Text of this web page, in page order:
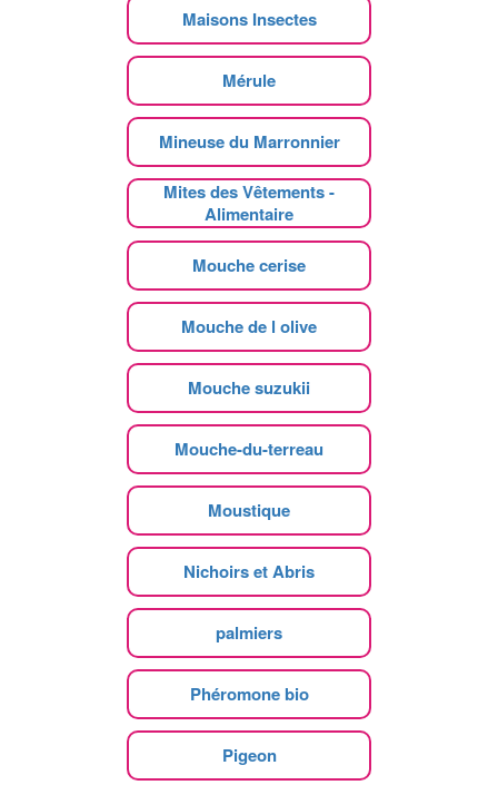
Maisons Insectes
Mérule
Mineuse du Marronnier
Mites des Vêtements -
Alimentaire
Mouche cerise
Mouche de l olive
Mouche suzukii
Mouche-du-terreau
Moustique
Nichoirs et Abris
palmiers
Phéromone bio
Pigeon